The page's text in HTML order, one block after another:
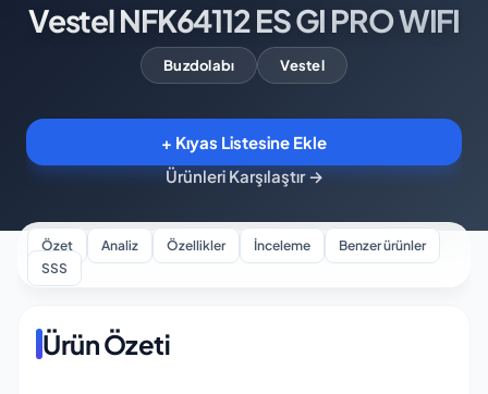
Vestel NFK64112 ES GI PRO WIFI
Buzdolabı Vestel
+ Kıyas Listesine Ekle
Ürünleri Karşılaştır→
Özet Analiz Özellikler İnceleme
Benzer ürünler
SSS
Ürün Özeti